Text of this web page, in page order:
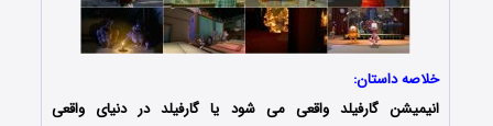
خلاصه داستان:
انیمیشن گارفیلد واقعی می شود یا گارفیلد در دنیای واقعی